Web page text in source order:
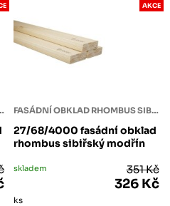
SIBIŘSKÝ MODŘÍN FASÁDNÍ OBKLAD RHOMBUS SIBIŘSKÝ MODŘÍN
27/68/4000 fasádní obklad
rhombus sibiřský modřín
AKCE
skladem 351 Kč
326 Kč
ks